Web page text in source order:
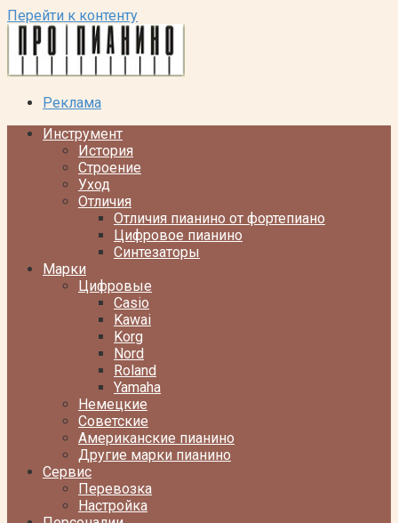
Перейти к контенту
Реклама
Инструмент
История
Строение
Уход
Отличия
Отличия пианино от фортепиано
Цифровое пианино
Синтезаторы
Марки
Цифровые
Casio
Kawai
Korg
Nord
Roland
Yamaha
Немецкие
Советские
Американские пианино
Другие марки пианино
Сервис
Перевозка
Настройка